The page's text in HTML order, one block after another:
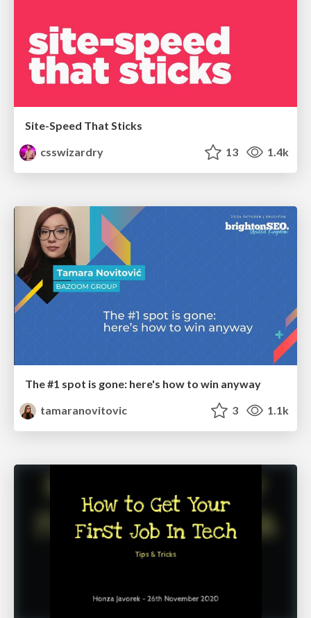
Site-Speed That Sticks
csswizardry
13 1.4k
The #1 spot is gone: here's how to win anyway
tamaranovitovic
3 1.1k